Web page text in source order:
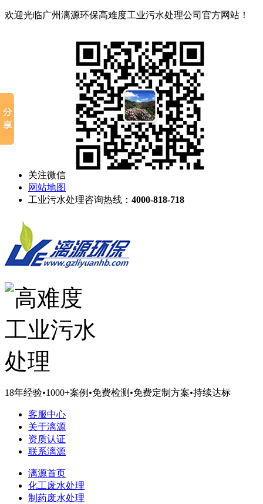
欢迎光临广州漓源环保高难度工业污水处理公司官方网站！
关注微信
网站地图
工业污水处理咨询热线： 4000-818-718
18年经验•1000+案例 •免费检测 •免费定制方案•持续达标
客服中心
关于漓源
资质认证
联系漓源
漓源首页
化工废水处理
制药废水处理